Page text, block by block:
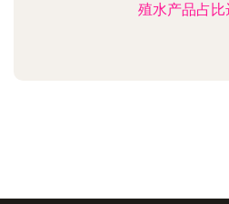
殖水产品占比